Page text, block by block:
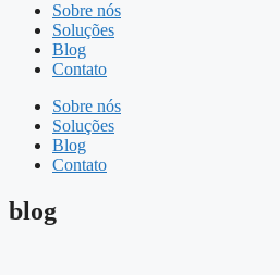
Sobre nós
Soluções
Blog
Contato
Sobre nós
Soluções
Blog
Contato
blog